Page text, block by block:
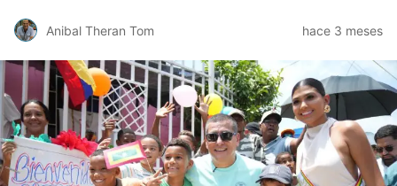
Anibal Theran Tom hace 3 meses